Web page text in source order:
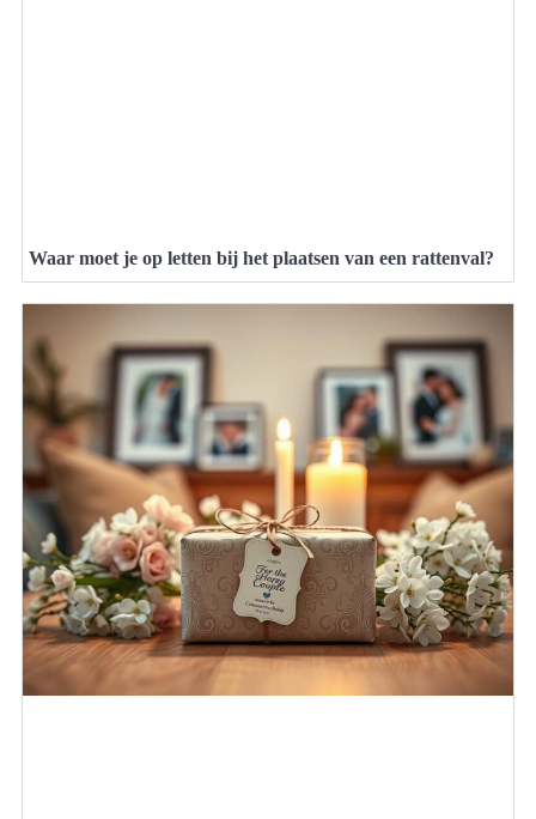
Waar moet je op letten bij het plaatsen van een rattenval?